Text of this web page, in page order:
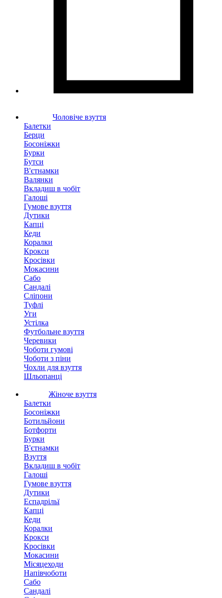
Чоловіче взуття
Балетки
Берци
Босоніжки
Бурки
Бутси
В'єтнамки
Валянки
Вкладиш в чобіт
Галоші
Гумове взуття
Дутики
Капці
Кеди
Коралки
Крокси
Кросівки
Мокасини
Сабо
Сандалі
Сліпони
Туфлі
Уги
Устілка
Футбольне взуття
Черевики
Чоботи гумові
Чоботи з піни
Чохли для взуття
Шльопанці
Жіноче взуття
Балетки
Босоніжки
Ботильйони
Ботфорти
Бурки
В'єтнамки
Взуття
Вкладиш в чобіт
Галоші
Гумове взуття
Дутики
Еспадрільї
Капці
Кеди
Коралки
Крокси
Кросівки
Мокасини
Місяцеходи
Напівчоботи
Сабо
Сандалі